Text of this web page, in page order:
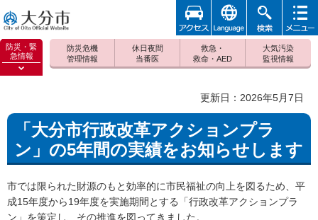
大分市
防災・緊
急情報
防災緊
防災危機
管理情報
休日夜間
当番医
救急・
救命・AED
大気汚染
監視情報
アクセ
ス
foreign 検索
メニュ
更新日：2026年5月7日
「大分市行政改革アクションプラ
ン」の5年間の実績をお知らせします
市では限られた財源のもと効率的に市民福祉の向上を図るため、平
成15年度から19年度を実施期間とする「行政改革アクションプラ
ン」を策定し、その推進を図ってきました。